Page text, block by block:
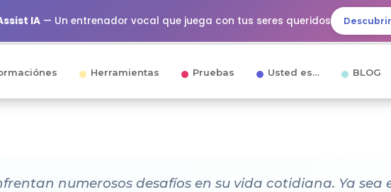
IA — Un entrenador vocal que juega con tus seres queridos
Herramientas Pruebas Usted es… BLOG
numerosos desafíos en su vida cotidiana. Ya sea